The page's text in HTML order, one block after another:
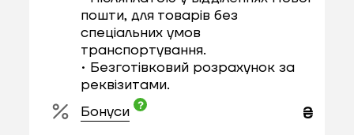
пошти, для товарів без
спеціальних умов
транспортування.
• Безготівковий розрахунок за
реквізитами.
Бонуси
₴